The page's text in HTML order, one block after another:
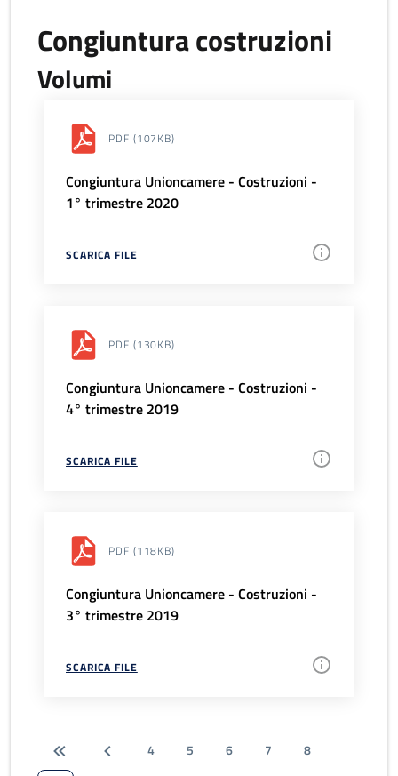
Congiuntura costruzioni
Volumi
PDF (107KB)
Congiuntura Unioncamere - Costruzioni -
1° trimestre 2020
SCARICA FILE
PDF (130KB)
Congiuntura Unioncamere - Costruzioni -
4° trimestre 2019
SCARICA FILE
PDF (118KB)
Congiuntura Unioncamere - Costruzioni -
3° trimestre 2019
SCARICA FILE
4 5 6 7
8